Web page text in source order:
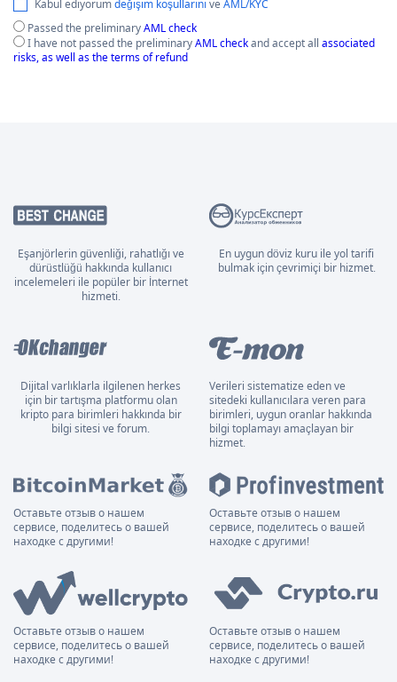
Kabul ediyorumdeğişim koşullarınıveAML/KYC
Passed the preliminaryAML check
I have not passed the preliminaryAML checkand accept all associated
risks, as well as the terms of refund
Eşanjörlerin güvenliği, rahatlığı ve
dürüstlüğü hakkında kullanıcı
incelemeleri ile popüler bir İnternet
hizmeti.
En uygun döviz kuru ile yol tarifi
bulmak için çevrimiçi bir hizmet.
Dijital varlıklarla ilgilenen herkes
için bir tartışma platformu olan
kripto para birimleri hakkında bir
bilgi sitesi ve forum.
Verileri sistematize eden ve
sitedeki kullanıcılara veren para
birimleri, uygun oranlar hakkında
bilgi toplamayı amaçlayan bir
hizmet.
Оставьте отзыв о нашем
сервисе, поделитесь о вашей
находке с другими!
Оставьте отзыв о нашем
сервисе, поделитесь о вашей
находке с другими!
Оставьте отзыв о нашем
сервисе, поделитесь о вашей
находке с другими!
Оставьте отзыв о нашем
сервисе, поделитесь о вашей
находке с другими!